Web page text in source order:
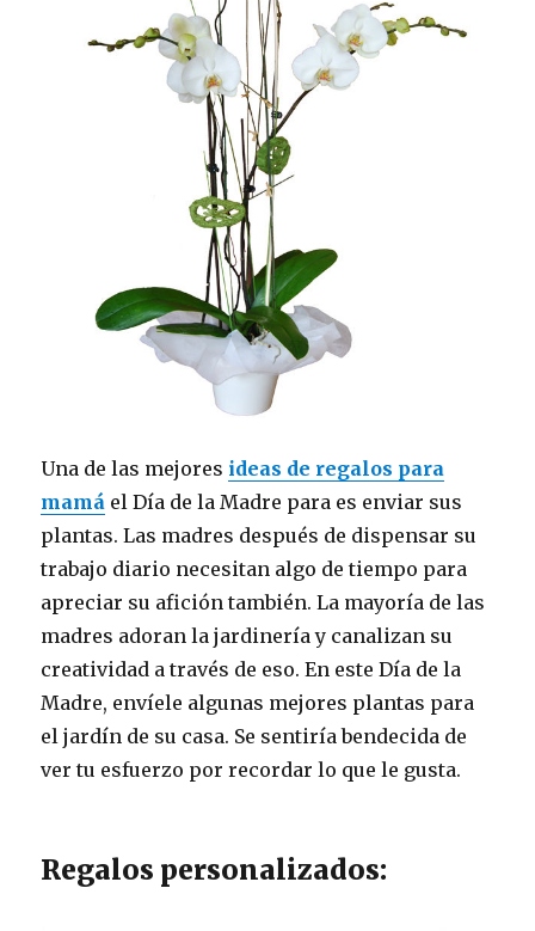
Una de las mejores ideas de regalos para
mamá el Día de la Madre para es enviar sus
plantas. Las madres después de dispensar su
trabajo diario necesitan algo de tiempo para
apreciar su afición también. La mayoría de las
madres adoran la jardinería y canalizan su
creatividad a través de eso. En este Día de la
Madre, envíele algunas mejores plantas para
el jardín de su casa. Se sentiría bendecida de
ver tu esfuerzo por recordar lo que le gusta.
Regalos personalizados: